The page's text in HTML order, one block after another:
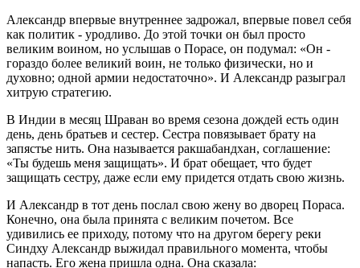
Александр впервые внутреннее задрожал, впервые повел себя
как политик - уродливо. До этой точки он был просто
великим воином, но услышав о Порасе, он подумал: «Он -
гораздо более великий воин, не только физически, но и
духовно; одной армии недостаточно». И Александр разыграл
хитрую стратегию.
В Индии в месяц Шраван во время сезона дождей есть один
день, день братьев и сестер. Сестра повязывает брату на
запястье нить. Она называется ракшабандхан, соглашение:
«Ты будешь меня защищать». И брат обещает, что будет
защищать сестру, даже если ему придется отдать свою жизнь.
И Александр в тот день послал свою жену во дворец Пораса.
Конечно, она была принята с великим почетом. Все
удивились ее приходу, потому что на другом берегу реки
Синдху Александр выжидал правильного момента, чтобы
напасть. Его жена пришла одна. Она сказала: